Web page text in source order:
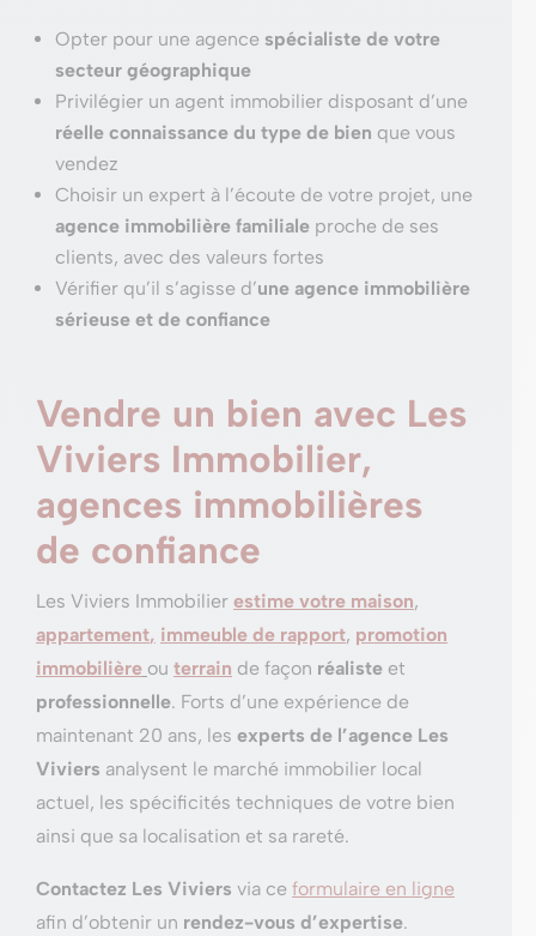
Opter pour une agence spécialiste de votre
secteur géographique
Privilégier un agent immobilier disposant d’une
réelle connaissance du type de bien que vous
vendez
Choisir un expert à l’écoute de votre projet, une
agence immobilière familiale proche de ses
clients, avec des valeurs fortes
Vérifier qu’il s’agisse d’une agence immobilière
sérieuse et de confiance
Vendre un bien avec Les
Viviers Immobilier,
agences immobilières
de confiance
Les Viviers Immobilier estime votre maison,
appartement, immeuble de rapport, promotion
immobilière ou terrain de façon réaliste et
professionnelle. Forts d’une expérience de
maintenant 20 ans, les experts de l’agence Les
Viviers analysent le marché immobilier local
actuel, les spécificités techniques de votre bien
ainsi que sa localisation et sa rareté.
Contactez Les Viviers via ce formulaire en ligne
afin d’obtenir un rendez-vous d’expertise.